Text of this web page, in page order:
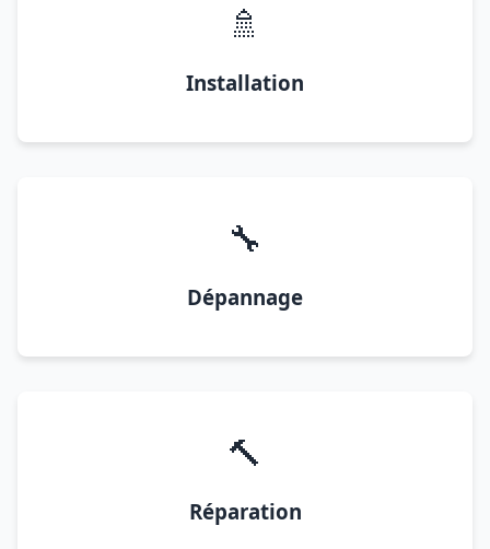
🚿
Installation
🔧
Dépannage
🔨
Réparation